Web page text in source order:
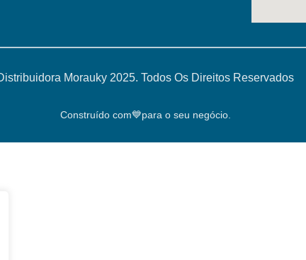
Morauky 2025. Todos Os Direitos Reservados
Construído com💙para o seu negócio.